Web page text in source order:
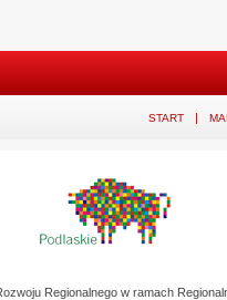
START
Regionalnego w ramach